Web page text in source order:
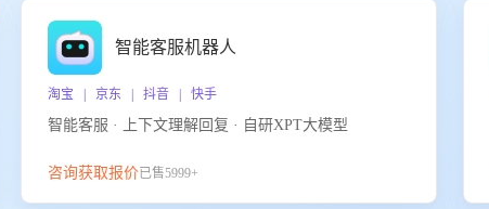
智能客服机器人
淘宝 | 京东 | 抖音 | 快手
智能客服 · 上下文理解回复 · 自研XPT大模型
咨询获取报价已售5999+